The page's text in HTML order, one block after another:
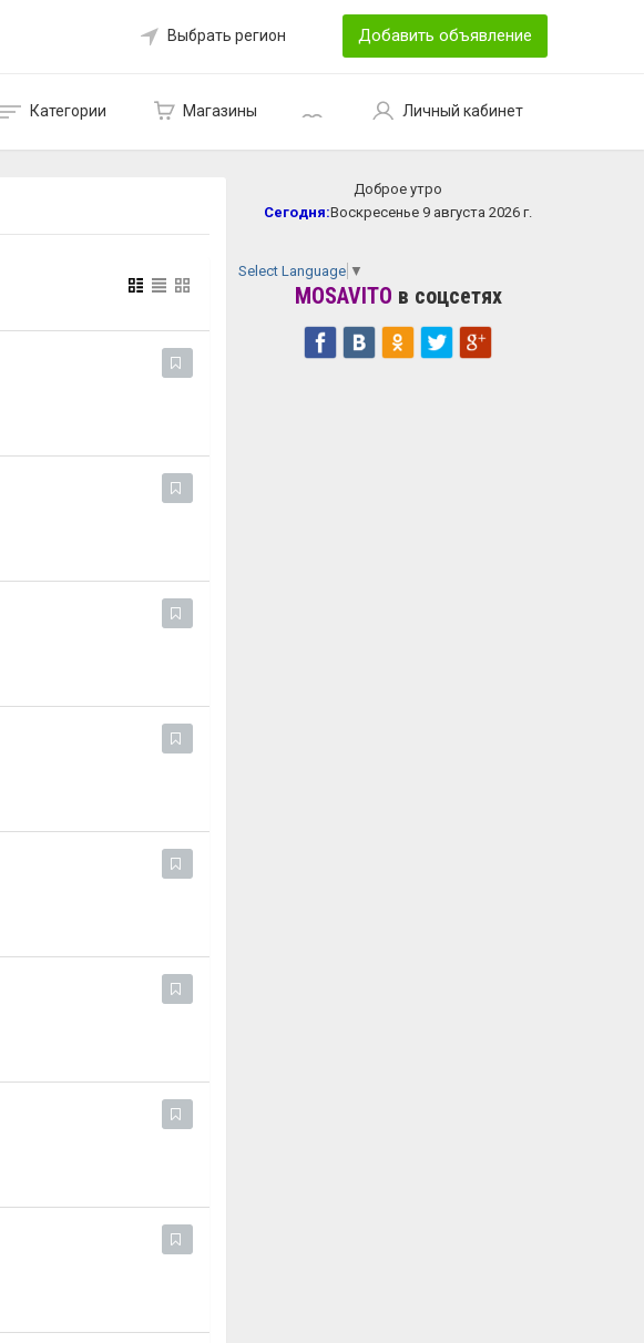
Выбрать регион Добавить объявление
Категории Магазины Личный кабинет
Доброе утро
Сегодня:Воскресенье 9 августа 2026 г.
Select Language ▼
MOSAVITO в соцсетях